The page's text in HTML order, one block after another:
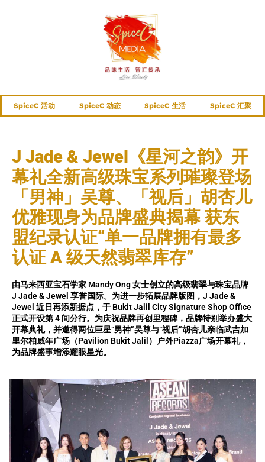
SpiceC 活动 SpiceC 动态 SpiceC 生活 SpiceC 汇聚
J Jade & Jewel《星河之韵》开
幕礼全新高级珠宝系列璀璨登场
「男神」吴尊、「视后」胡杏儿
优雅现身为品牌盛典揭幕 获东
盟纪录认证“单一品牌拥有最多
认证 A 级天然翡翠库存”
由马来西亚宝石学家 Mandy Ong 女士创立的高级翡翠与珠宝品牌
J Jade & Jewel 享誉国际。为进一步拓展品牌版图，J Jade &
Jewel 近日再添新据点，于 Bukit Jalil City Signature Shop Office
正式开设第 4 间分行。为庆祝品牌再创里程碑，品牌特别举办盛大
开幕典礼，并邀得两位巨星“男神”吴尊与“视后”胡杏儿亲临武吉加
里尔柏威年广场（Pavilion Bukit Jalil）户外Piazza广场开幕礼，
为品牌盛事增添耀眼星光。